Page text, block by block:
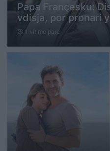
Papa Françesku:
vdisja, por pronari
schedule 1 vit me parë